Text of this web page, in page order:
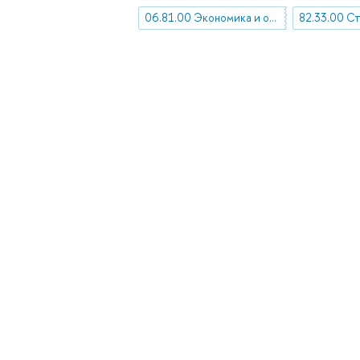
06.81.00 Экономика и организация предприятия. Управление предприятием